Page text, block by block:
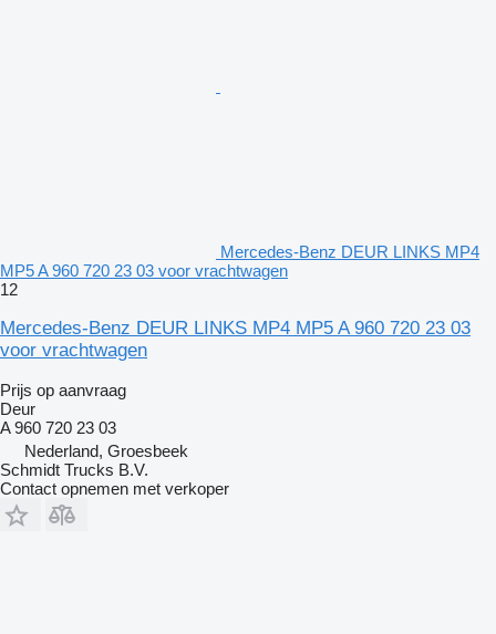
Mercedes-Benz DEUR LINKS MP4
MP5 A 960 720 23 03 voor vrachtwagen
12
Mercedes-Benz DEUR LINKS MP4 MP5 A 960 720 23 03
voor vrachtwagen
Prijs op aanvraag
Deur
A 960 720 23 03
Nederland, Groesbeek
Schmidt Trucks B.V.
Contact opnemen met verkoper